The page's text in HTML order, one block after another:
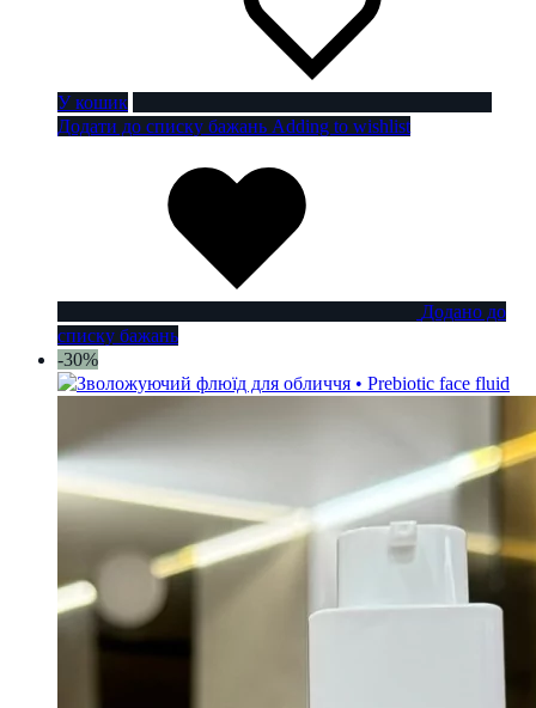
У кошик
Додати до списку бажань Adding to wishlist
Додано до
списку бажань
-30%